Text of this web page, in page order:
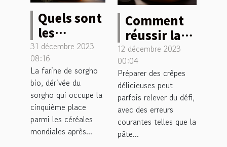
Quels sont
les
bienfaits
de la farine
de sorgho
bio pour la
santé ?
31 décembre 2023
08:16
La farine de sorgho
bio, dérivée du
sorgho qui occupe la
cinquième place
parmi les céréales
mondiales après...
Comment
réussir la
préparation
et la
cuisson des
crêpes ?
12 décembre 2023
00:04
Préparer des crêpes
délicieuses peut
parfois relever du défi,
avec des erreurs
courantes telles que la
pâte...